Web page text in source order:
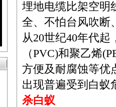
埋地电缆比架空明
全、不怕台风吹断
从20世纪40年代
（PVC)和聚乙烯
方便及耐腐蚀等优
出现普遍受到白蚁
杀白蚁